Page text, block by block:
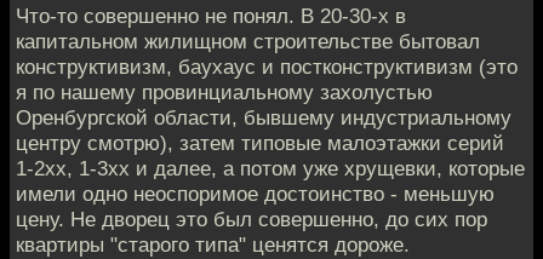
Что-то совершенно не понял. В 20-30-х в
капитальном жилищном строительстве бытовал
конструктивизм, баухаус и постконструктивизм (это
я по нашему провинциальному захолустью
Оренбургской области, бывшему индустриальному
центру смотрю), затем типовые малоэтажки серий
1-2xx, 1-3xx и далее, а потом уже хрущевки, которые
имели одно неоспоримое достоинство - меньшую
цену. Не дворец это был совершенно, до сих пор
квартиры "старого типа" ценятся дороже.